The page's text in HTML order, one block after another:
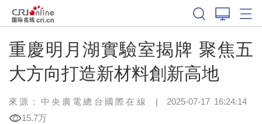
重慶明月湖實驗室揭牌 聚焦五
大方向打造新材料創新高地
來源：中央廣電總台國際在線 | 2025-07-17 16:24:14
15.7万